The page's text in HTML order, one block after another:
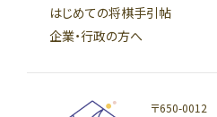
〒650-0012
はじめての将棋手引帖
企業・行政の方へ